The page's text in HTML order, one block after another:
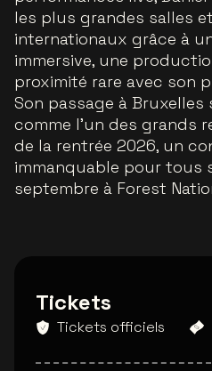
les plus grandes salles
internationaux grâce à
immersive, une
proximité rare avec son
Son passage à Bruxelles
comme l’un des grands
de la rentrée 2026, un
immanquable pour tous
septembre à Forest
Tickets
Tickets officiels